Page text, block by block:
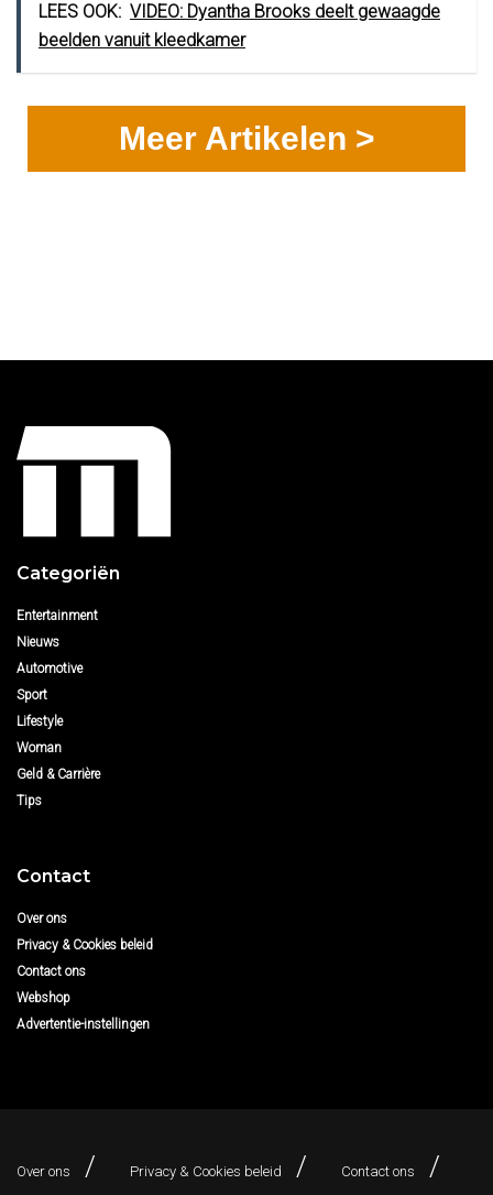
LEES OOK: VIDEO: Dyantha Brooks deelt gewaagde
beelden vanuit kleedkamer
Meer Artikelen >
Categoriën
Entertainment
Nieuws
Automotive
Sport
Lifestyle
Woman
Geld & Carrière
Tips
Contact
Over ons
Privacy & Cookies beleid
Contact ons
Webshop
Advertentie-instellingen
Over ons Privacy & Cookies beleid Contact ons